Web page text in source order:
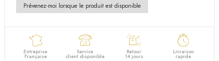
Entreprise
Française
Service
client disponible
Retour
14 jours
Livraison
rapide